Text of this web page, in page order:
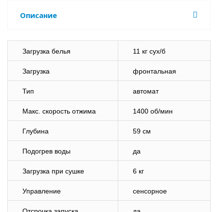
Описание
Загрузка белья 11 кг сух/б
Загрузка фронтальная
Тип автомат
Макс. скорость отжима 1400 об/мин
Глубина 59 см
Подогрев воды да
Загрузка при сушке 6 кг
Управление сенсорное